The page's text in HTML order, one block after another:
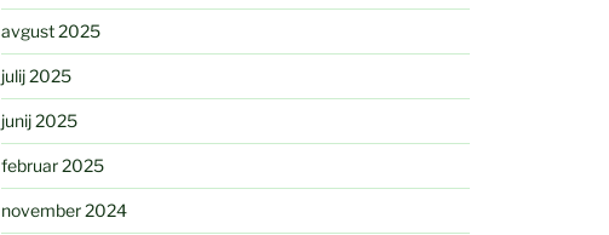
avgust 2025
julij 2025
junij 2025
februar 2025
november 2024